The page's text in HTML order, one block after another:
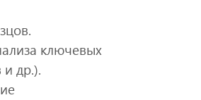
ключевых
др.).